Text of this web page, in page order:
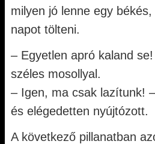
milyen jó lenne egy
napot tölteni.
– Egyetlen apró kaland
széles mosollyal.
– Igen, ma csak lazítunk!
és elégedetten nyújtózott.
A következő pillanatban